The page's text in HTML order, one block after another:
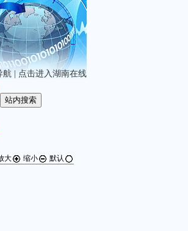
航 点击进入湖南在线
大 缩小 默认